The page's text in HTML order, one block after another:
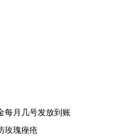
每月几号发放到账
玫瑰痤疮